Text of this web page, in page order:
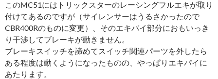
このMC51にはトリックスターのレーシングフルエキが取り
付けてあるのですが（サイレンサーはうるさかったので
CBR400Rのものに変更）、そのエキパイ部分におもいっき
り干渉してブレーキが動きません。
ブレーキスイッチを諦めてスイッチ関連パーツを外したら
ある程度は動くようになったものの、やっぱりエキパイに
あたります。